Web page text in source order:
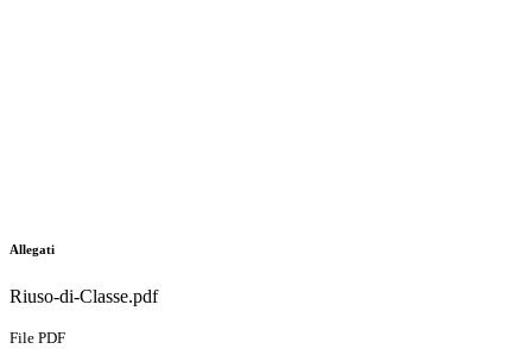
Allegati
Riuso-di-Classe.pdf
File PDF